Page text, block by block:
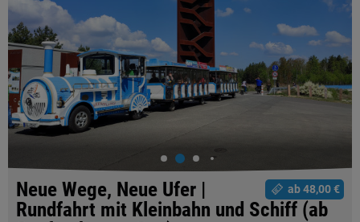
ab 48,00 €
Neue Wege, Neue Ufer |
Rundfahrt mit Kleinbahn und Schiff (ab